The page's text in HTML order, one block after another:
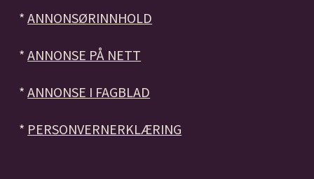
*ANNONSØRINNHOLD
*ANNONSE PÅ NETT
*ANNONSE I FAGBLAD
* PERSONVERNERKLÆRING